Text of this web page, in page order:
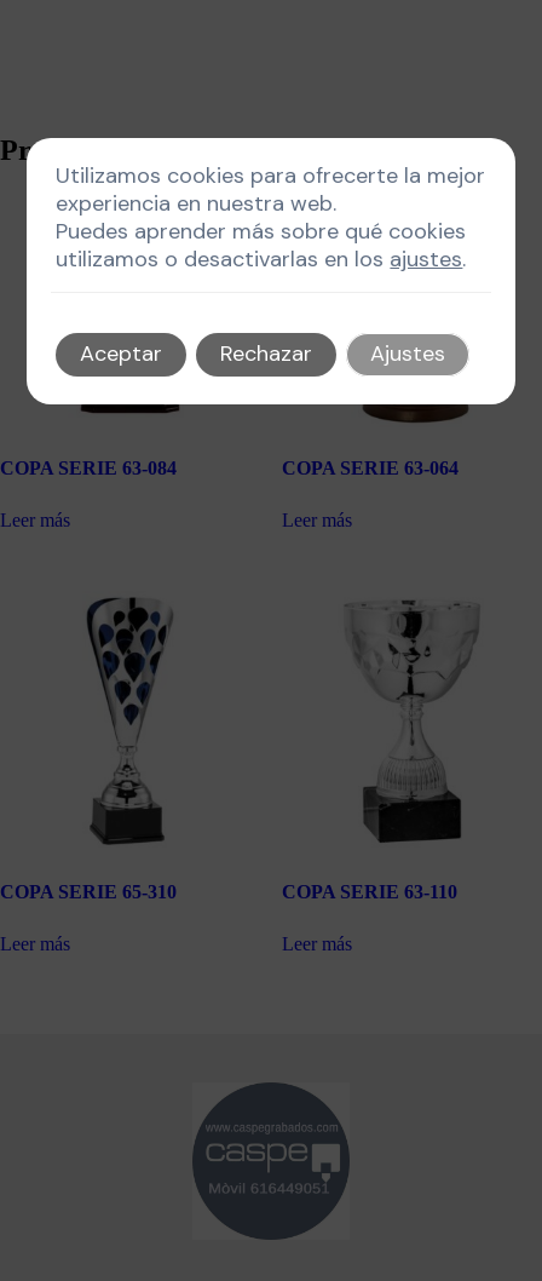
Productos relacionados
COPA SERIE 63-084
Leer más
COPA SERIE 63-064
Leer más
COPA SERIE 65-310
Leer más
COPA SERIE 63-110
Leer más
Utilizamos cookies para ofrecerte la mejor
experiencia en nuestra web.
Puedes aprender más sobre qué cookies
utilizamos o desactivarlas en los ajustes.
Aceptar Rechazar Ajustes